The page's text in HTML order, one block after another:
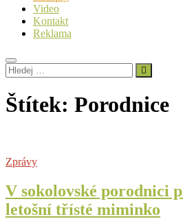
Video
Kontakt
Reklama
Hledej
…
Štítek: Porodnice
Zprávy
V sokolovské porodnici
letošní třísté miminko